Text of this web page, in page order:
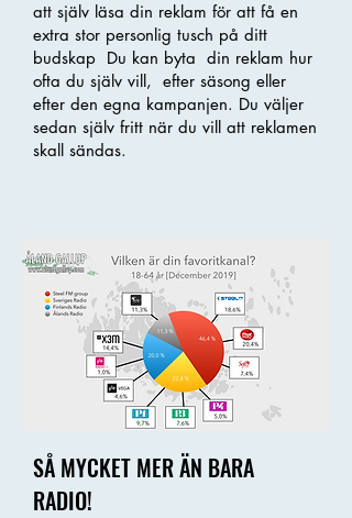
att själv läsa din reklam för att få en
extra stor personlig tusch på ditt
budskap Du kan byta din reklam hur
ofta du själv vill, efter säsong eller
efter den egna kampanjen. Du väljer
sedan själv fritt när du vill att reklamen
skall sändas.
SÅ MYCKET MER ÄN BARA
RADIO!